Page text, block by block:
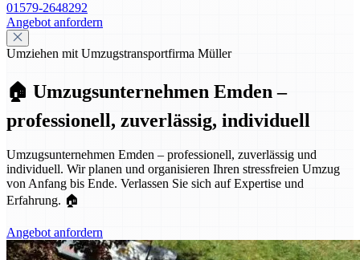
01579-2648292
Angebot anfordern
Umziehen mit Umzugstransportfirma Müller
🏠 Umzugsunternehmen Emden –
professionell, zuverlässig, individuell
Umzugsunternehmen Emden – professionell, zuverlässig und
individuell. Wir planen und organisieren Ihren stressfreien Umzug
von Anfang bis Ende. Verlassen Sie sich auf Expertise und
Erfahrung. 🏠
Angebot anfordern